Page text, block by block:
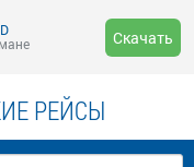
Скачать
РЕЙСЫ